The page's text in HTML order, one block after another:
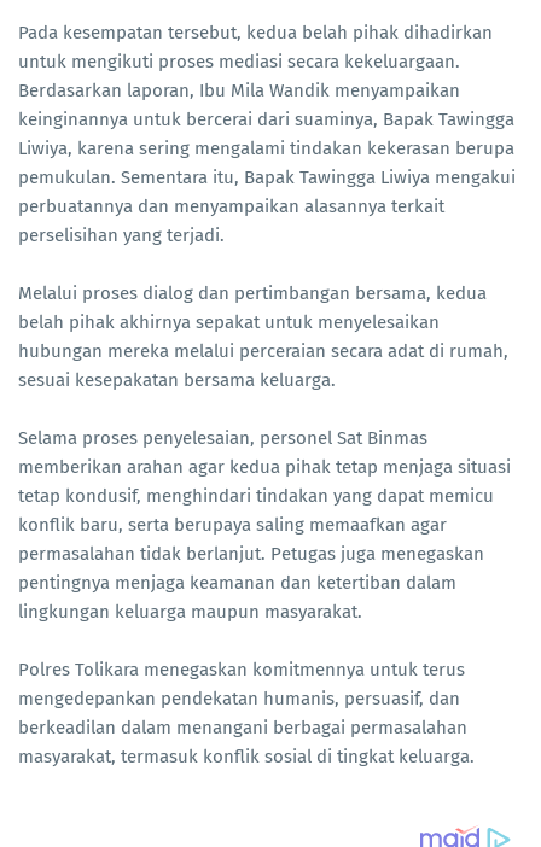
Pada kesempatan tersebut, kedua belah pihak dihadirkan
untuk mengikuti proses mediasi secara kekeluargaan.
Berdasarkan laporan, Ibu Mila Wandik menyampaikan
keinginannya untuk bercerai dari suaminya, Bapak Tawingga
Liwiya, karena sering mengalami tindakan kekerasan berupa
pemukulan. Sementara itu, Bapak Tawingga Liwiya mengakui
perbuatannya dan menyampaikan alasannya terkait
perselisihan yang terjadi.
Melalui proses dialog dan pertimbangan bersama, kedua
belah pihak akhirnya sepakat untuk menyelesaikan
hubungan mereka melalui perceraian secara adat di rumah,
sesuai kesepakatan bersama keluarga.
Selama proses penyelesaian, personel Sat Binmas
memberikan arahan agar kedua pihak tetap menjaga situasi
tetap kondusif, menghindari tindakan yang dapat memicu
konflik baru, serta berupaya saling memaafkan agar
permasalahan tidak berlanjut. Petugas juga menegaskan
pentingnya menjaga keamanan dan ketertiban dalam
lingkungan keluarga maupun masyarakat.
Polres Tolikara menegaskan komitmennya untuk terus
mengedepankan pendekatan humanis, persuasif, dan
berkeadilan dalam menangani berbagai permasalahan
masyarakat, termasuk konflik sosial di tingkat keluarga.